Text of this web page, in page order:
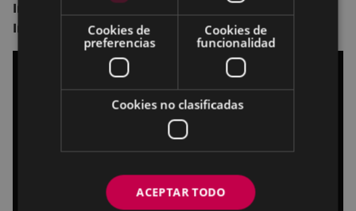
Intérpretes: Dani Rovira,
Irureta,
Antonio Durán, Roberto Álamo.
Cookies de
preferencias
Cookies de
funcionalidad
Cookies no clasificadas
ACEPTAR TODO